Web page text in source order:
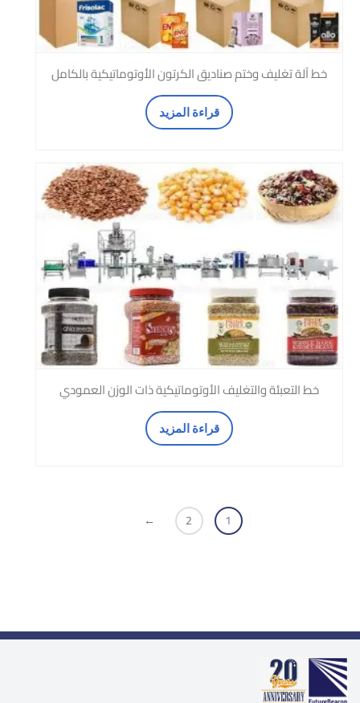
خط آلة تغليف وختم صناديق الكرتون الأوتوماتيكية بالكامل
قراءة المزيد
خط التعبئة والتغليف الأوتوماتيكية ذات الوزن العمودي
قراءة المزيد
1
2
←